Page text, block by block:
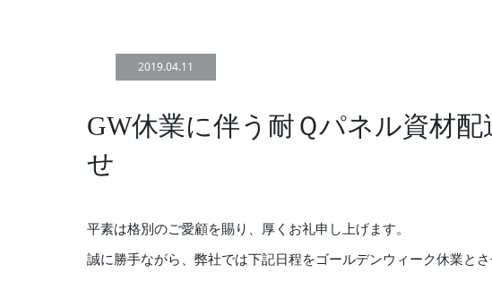
2019.04.11
GW休業に伴う耐Ｑパネル資材
せ
平素は格別のご愛顧を賜り、厚くお礼申し上げます。
誠に勝手ながら、弊社では下記日程をゴールデンウィーク休業とさ